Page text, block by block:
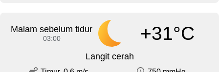
Malam sebelum tidur
03:00 +31°C
Langit cerah